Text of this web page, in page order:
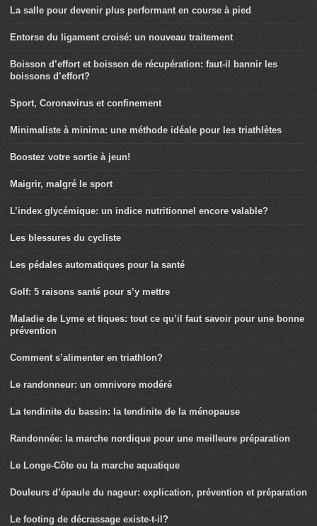
La salle pour devenir plus performant en course à pied
Entorse du ligament croisé: un nouveau traitement
Boisson d’effort et boisson de récupération: faut-il bannir les
boissons d’effort?
Sport, Coronavirus et confinement
Minimaliste à minima: une méthode idéale pour les triathlètes
Boostez votre sortie à jeun!
Maigrir, malgré le sport
L’index glycémique: un indice nutritionnel encore valable?
Les blessures du cycliste
Les pédales automatiques pour la santé
Golf: 5 raisons santé pour s’y mettre
Maladie de Lyme et tiques: tout ce qu’il faut savoir pour une bonne
prévention
Comment s’alimenter en triathlon?
Le randonneur: un omnivore modéré
La tendinite du bassin: la tendinite de la ménopause
Randonnée: la marche nordique pour une meilleure préparation
Le Longe-Côte ou la marche aquatique
Douleurs d’épaule du nageur: explication, prévention et préparation
Le footing de décrassage existe-t-il?